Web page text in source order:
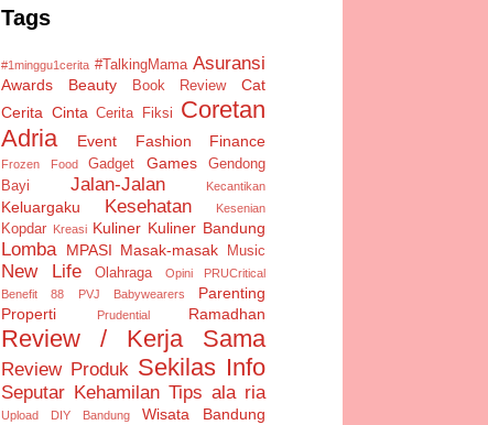
Tags
#1minggu1cerita #TalkingMama Asuransi
Awards Beauty Book Review
Cat
Cerita Cinta Cerita Fiksi
Coretan
Adria
Event Fashion Finance
Frozen Food Gadget Games
Gendong
Bayi
Jalan-Jalan Kecantikan
Keluargaku Kesehatan Kesenian
Kopdar Kreasi Kuliner Kuliner Bandung
Lomba MPASI Masak-masak Music
New Life Olahraga Opini
PRUCritical
Benefit 88
PVJ Babywearers
Parenting
Properti
Prudential Ramadhan
Review / Kerja Sama
Review Produk Sekilas Info
Seputar Kehamilan Tips ala ria
Upload DIY Bandung Wisata Bandung